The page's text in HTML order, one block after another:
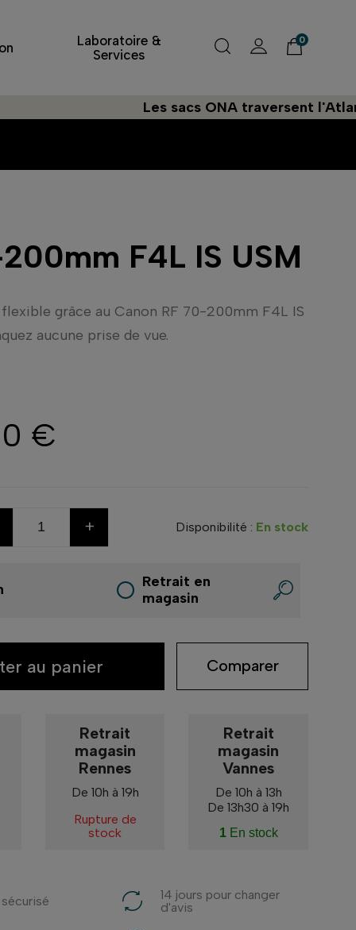
Laboratoire &
Services
0
Les sacs ONA traversent
F4L IS USM
grâce au Canon RF 70-200mm F4L IS
aucune prise de vue.
€
+ Disponibilité : En stock
Retrait en
magasin
au panier Comparer
Retrait
magasin
Rennes
De 10h à 19h
Rupture de
stock
Retrait
magasin
Vannes
De 10h à 13h
De 13h30 à 19h
1En stock
14 jours pour changer
d'avis